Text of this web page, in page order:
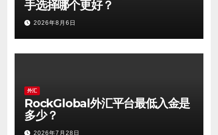
手选择哪个更好？
2026年8月6日
外汇
RockGlobal外汇平台最低入金是
多少？
2026年7月28日